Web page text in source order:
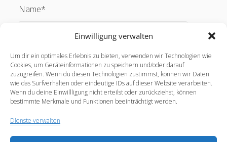
Einwilligung verwalten
Um dir ein optimales Erlebnis zu bieten, verwenden wir Technologien wie
Cookies, um Geräteinformationen zu speichern und/oder darauf
zuzugreifen. Wenn du diesen Technologien zustimmst, können wir Daten
wie das Surfverhalten oder eindeutige IDs auf dieser Website verarbeiten.
Wenn du deine Einwillligung nicht erteilst oder zurückziehst, können
bestimmte Merkmale und Funktionen beeinträchtigt werden.
Dienste verwalten
Name*
Email*
Webseite